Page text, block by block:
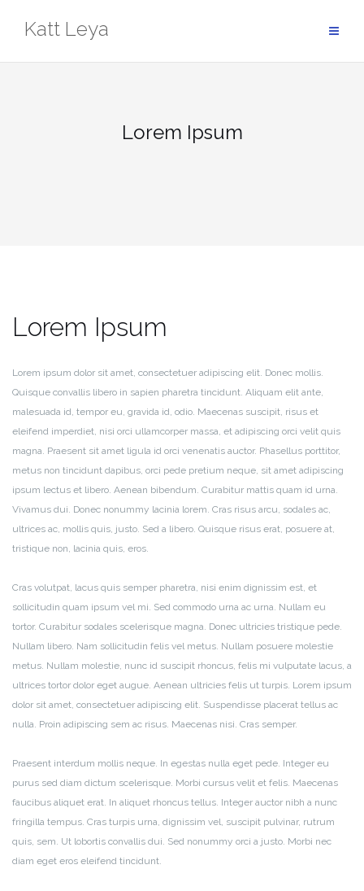
Katt Leya
Lorem Ipsum
Lorem Ipsum
Lorem ipsum dolor sit amet, consectetuer adipiscing elit. Donec mollis.
Quisque convallis libero in sapien pharetra tincidunt. Aliquam elit ante,
malesuada id, tempor eu, gravida id, odio. Maecenas suscipit, risus et
eleifend imperdiet, nisi orci ullamcorper massa, et adipiscing orci velit quis
magna. Praesent sit amet ligula id orci venenatis auctor. Phasellus porttitor,
metus non tincidunt dapibus, orci pede pretium neque, sit amet adipiscing
ipsum lectus et libero. Aenean bibendum. Curabitur mattis quam id urna.
Vivamus dui. Donec nonummy lacinia lorem. Cras risus arcu, sodales ac,
ultrices ac, mollis quis, justo. Sed a libero. Quisque risus erat, posuere at,
tristique non, lacinia quis, eros.
Cras volutpat, lacus quis semper pharetra, nisi enim dignissim est, et
sollicitudin quam ipsum vel mi. Sed commodo urna ac urna. Nullam eu
tortor. Curabitur sodales scelerisque magna. Donec ultricies tristique pede.
Nullam libero. Nam sollicitudin felis vel metus. Nullam posuere molestie
metus. Nullam molestie, nunc id suscipit rhoncus, felis mi vulputate lacus, a
ultrices tortor dolor eget augue. Aenean ultricies felis ut turpis. Lorem ipsum
dolor sit amet, consectetuer adipiscing elit. Suspendisse placerat tellus ac
nulla. Proin adipiscing sem ac risus. Maecenas nisi. Cras semper.
Praesent interdum mollis neque. In egestas nulla eget pede. Integer eu
purus sed diam dictum scelerisque. Morbi cursus velit et felis. Maecenas
faucibus aliquet erat. In aliquet rhoncus tellus. Integer auctor nibh a nunc
fringilla tempus. Cras turpis urna, dignissim vel, suscipit pulvinar, rutrum
quis, sem. Ut lobortis convallis dui. Sed nonummy orci a justo. Morbi nec
diam eget eros eleifend tincidunt.